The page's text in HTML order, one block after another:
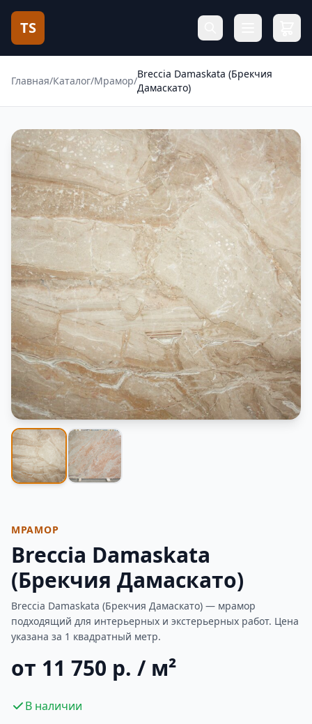
TS
Главная/Каталог/Мрамор/
Breccia Damaskata (Брекчия
Дамаскато)
Фотогалерея
МРАМОР
Breccia Damaskata
(Брекчия Дамаскато)
Breccia Damaskata (Брекчия Дамаскато) — мрамор
подходящий для интерьерных и экстерьерных работ. Цена
указана за 1 квадратный метр.
от 11 750 р. / м²
В наличии